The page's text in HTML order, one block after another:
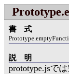
書式
説明
prototype.jsで